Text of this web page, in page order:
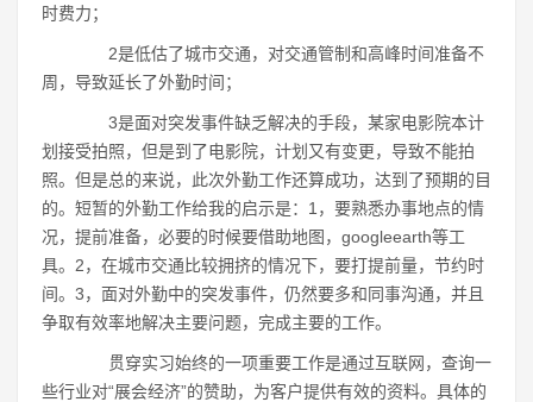
时费力；
2是低估了城市交通，对交通管制和高峰时间准备不
周，导致延长了外勤时间；
3是面对突发事件缺乏解决的手段，某家电影院本计
划接受拍照，但是到了电影院，计划又有变更，导致不能拍
照。但是总的来说，此次外勤工作还算成功，达到了预期的目
的。短暂的外勤工作给我的启示是：1，要熟悉办事地点的情
况，提前准备，必要的时候要借助地图，googleearth等工
具。2，在城市交通比较拥挤的情况下，要打提前量，节约时
间。3，面对外勤中的突发事件，仍然要多和同事沟通，并且
争取有效率地解决主要问题，完成主要的工作。
贯穿实习始终的一项重要工作是通过互联网，查询一
些行业对“展会经济”的赞助，为客户提供有效的资料。具体的